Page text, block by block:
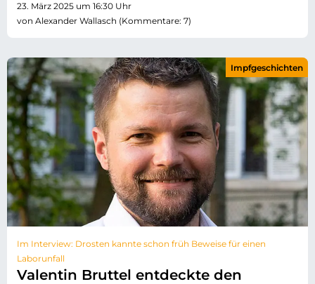
23. März 2025 um 16:30 Uhr
von Alexander Wallasch (Kommentare: 7)
Im Interview: Drosten kannte schon früh Beweise für einen
Laborunfall
Valentin Bruttel entdeckte den
Impfgeschichten